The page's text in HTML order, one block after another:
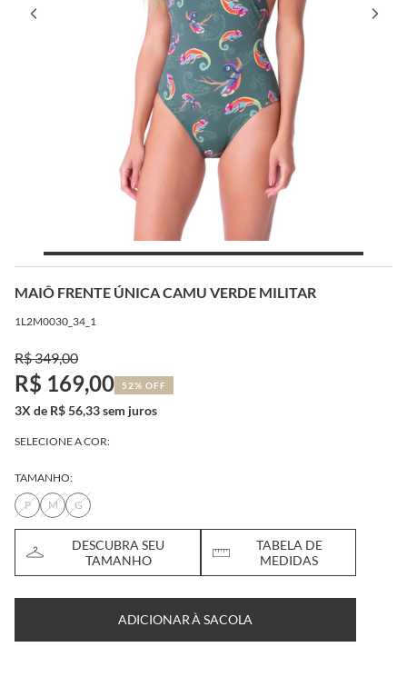
MAIÔ FRENTE ÚNICA CAMU VERDE MILITAR
1L2M0030_34_1
R$ 349,00
R$ 169,00 52% OFF
3X de R$ 56,33 sem juros
SELECIONE A COR:
TAMANHO:
P
M G
DESCUBRA SEU
TAMANHO
TABELA DE
MEDIDAS
ADICIONAR À SACOLA